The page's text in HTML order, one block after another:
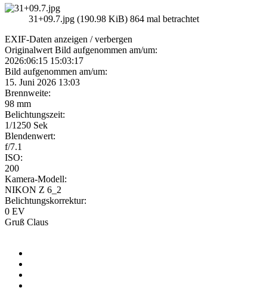
31+09.7.jpg (190.98 KiB) 864 mal betrachtet
EXIF-Daten anzeigen / verbergen
Originalwert Bild aufgenommen am/um:
2026:06:15 15:03:17
Bild aufgenommen am/um:
15. Juni 2026 13:03
Brennweite:
98 mm
Belichtungszeit:
1/1250 Sek
Blendenwert:
f/7.1
ISO:
200
Kamera-Modell:
NIKON Z 6_2
Belichtungskorrektur:
0 EV
Gruß Claus